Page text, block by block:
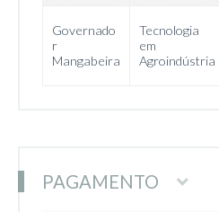
Governado
r
Mangabeira
Tecnologia
em
Agroindústria
PAGAMENTO